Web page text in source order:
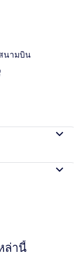
ะว่ายน้ำส่วนตัว | 1 ห้อ
นามบิน
ล่านี้